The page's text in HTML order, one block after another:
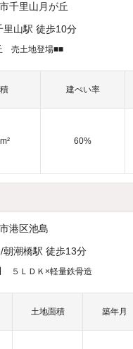
千里山月が丘
里山駅 徒歩10分
売土地登場■■
建ぺい率
60%
港区池島
朝潮橋駅 徒歩13分
】 ５ＬＤＫ×軽量鉄骨造
土地面積 築年月